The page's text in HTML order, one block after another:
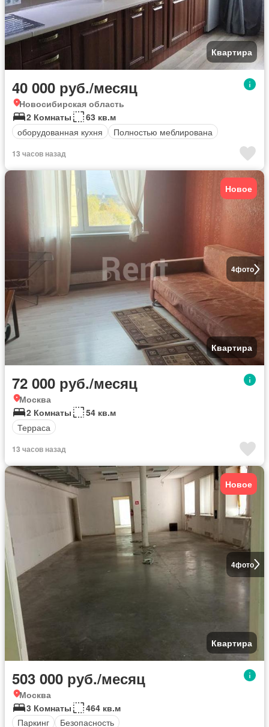
Квартира
40 000 руб./месяц
Новосибирская область
2 Комнаты
63 кв.м
оборудованная кухня
Полностью меблирована
13 часов назад
4фото
Новое
Квартира
72 000 руб./месяц
Москва
2 Комнаты
54 кв.м
Терраса
13 часов назад
4фото
Новое
Квартира
503 000 руб./месяц
Москва
3 Комнаты
464 кв.м
Паркинг
Безопасность